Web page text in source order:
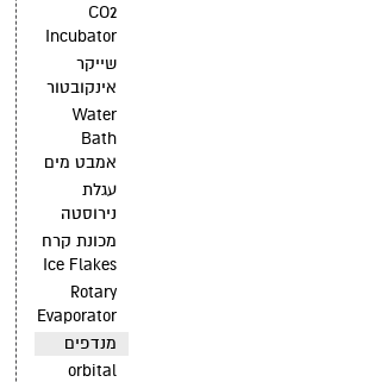
CO2
Incubator
שייקר
אינקובטור
Water
Bath
אמבט מים
עגלת
נירוסטה
מכונת קרח
Ice Flakes
Rotary
Evaporator
מנדפים
orbital